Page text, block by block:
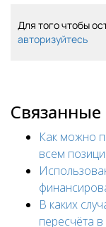
Для того чтобы
авторизуйтесь
Связанные
Как можно
всем
В каких
пересчёта